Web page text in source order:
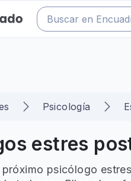
Psicología
estres
psicólogo